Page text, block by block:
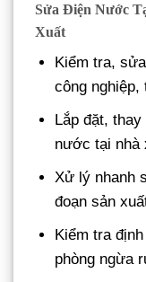
Sửa Điện Nước
Xuất
Kiểm tra,
công nghiệp,
Lắp đặt,
nước tại nhà
Xử lý nhanh
đoạn sản
Kiểm tra
phòng ngừa